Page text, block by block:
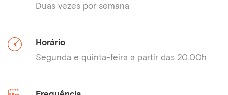
Duas vezes por semana
Horário
Segunda e quinta-feira a partir das 20.00h